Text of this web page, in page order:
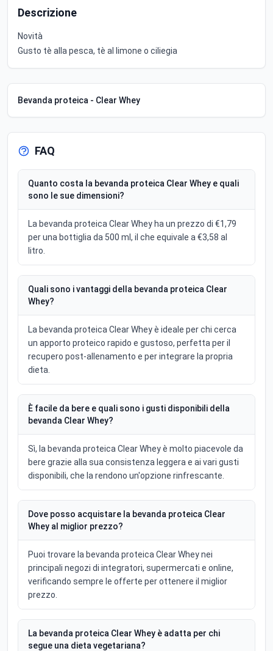
Descrizione
Novità
Gusto tè alla pesca, tè al limone o ciliegia
Bevanda proteica - Clear Whey
FAQ
Quanto costa la bevanda proteica Clear Whey e quali
sono le sue dimensioni?
La bevanda proteica Clear Whey ha un prezzo di €1,79
per una bottiglia da 500 ml, il che equivale a €3,58 al
litro.
Quali sono i vantaggi della bevanda proteica Clear
Whey?
La bevanda proteica Clear Whey è ideale per chi cerca
un apporto proteico rapido e gustoso, perfetta per il
recupero post-allenamento e per integrare la propria
dieta.
È facile da bere e quali sono i gusti disponibili della
bevanda Clear Whey?
Sì, la bevanda proteica Clear Whey è molto piacevole da
bere grazie alla sua consistenza leggera e ai vari gusti
disponibili, che la rendono un'opzione rinfrescante.
Dove posso acquistare la bevanda proteica Clear
Whey al miglior prezzo?
Puoi trovare la bevanda proteica Clear Whey nei
principali negozi di integratori, supermercati e online,
verificando sempre le offerte per ottenere il miglior
prezzo.
La bevanda proteica Clear Whey è adatta per chi
segue una dieta vegetariana?